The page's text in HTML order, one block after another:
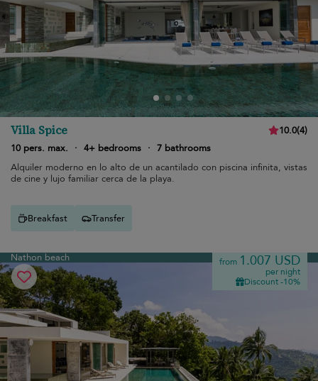
Villa Spice 10.0(4)
10 pers. max.
· 4+ bedrooms · 7 bathrooms
Alquiler moderno en lo alto de un acantilado con piscina infinita, vistas
de cine y lujo familiar cerca de la playa.
Breakfast Transfer
Nathon beach from 1.007 USD
per night
Discount -10%